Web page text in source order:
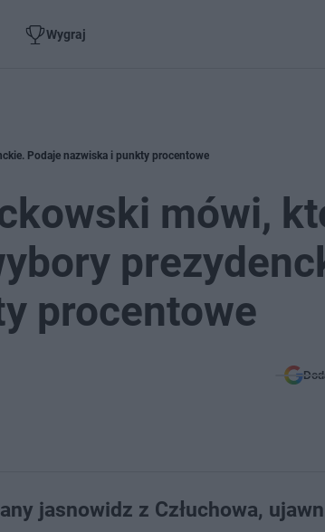
Wygraj
Podaje nazwiska i punkty procentowe
mówi,
procentowe
jasnowidz z Człuchowa,